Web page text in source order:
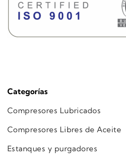
Categorías
Compresores Lubricados
Compresores Libres de Aceite
Estanques y purgadores